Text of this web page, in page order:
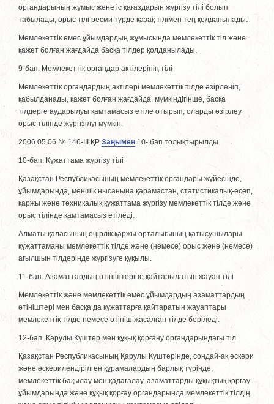
органдарының жұмыс және iс қағаздарын жүргiзу тілі болып
табылады, орыс тілі ресми түрде қазақ тілімен тең қолданылады.
Мемлекеттік емес ұйымдардың жұмысында мемлекеттік тiл және
қажет болған жағдайда басқа тiлдер қолданылады.
9-бап. Мемлекеттік органдар актілерінiң тілі
Мемлекеттік органдардың актілері мемлекеттік тiлде әзiрленiп,
қабылданады, қажет болған жағдайда, мүмкiндiгiнше, басқа
тiлдерге аударылуы қамтамасыз етiле отырып, оларды әзiрлеу
орыс тілінде жүргiзiлуi мүмкiн.
2006.05.06 № 146-III ҚР Заңымен 10- бап толықтырылды
10-бап. Құжаттама жүргiзу тілі
Қазақстан Республикасының мемлекеттік органдары жүйесiнде,
ұйымдарында, меншiк нысанына қарамастан, статистикалық-есеп,
қаржы және техникалық құжаттама жүргiзу мемлекеттік тiлде және
орыс тілінде қамтамасыз етiледi.
Алматы қаласының өңірлік қаржы орталығының қатысушылары
құжаттаманы мемлекеттік тілде және (немесе) орыс және (немесе)
ағылшын тілдерінде жүргізуге құқылы.
11-бап. Азаматтардың өтiнiштерiне қайтарылатын жауап тілі
Мемлекеттік және мемлекеттік емес ұйымдардың азаматтардың
өтiнiштерi мен басқа да құжаттарға қайтаратын жауаптары
мемлекеттік тiлде немесе өтiнiш жасалған тiлде берiледi.
12-бап. Қарулы Күштер мен құқық қорғану органдарындағы тiл
Қазақстан Республикасының Қарулы Күштерiнде, сондай-ақ әскери
және әскерилендiрiлген құрамалардың барлық түрiнде,
мемлекеттік бақылау мен қадағалау, азаматтарды құқықтық қорғау
ұйымдарында және құқық қорғау органдарында мемлекеттік тiлдiң